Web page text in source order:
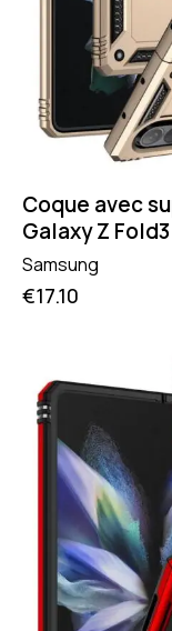
Coque avec
Galaxy Z
Samsung
€17.10